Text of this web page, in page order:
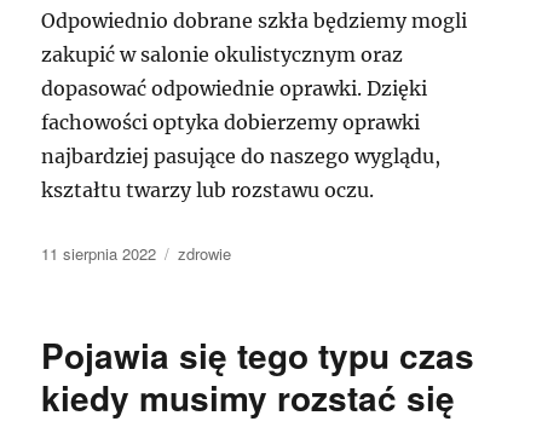
Odpowiednio dobrane szkła będziemy mogli
zakupić w salonie okulistycznym oraz
dopasować odpowiednie oprawki. Dzięki
fachowości optyka dobierzemy oprawki
najbardziej pasujące do naszego wyglądu,
kształtu twarzy lub rozstawu oczu.
Data
11 sierpnia 2022 Kategorie
zdrowie
Pojawia się tego typu czas
kiedy musimy rozstać się